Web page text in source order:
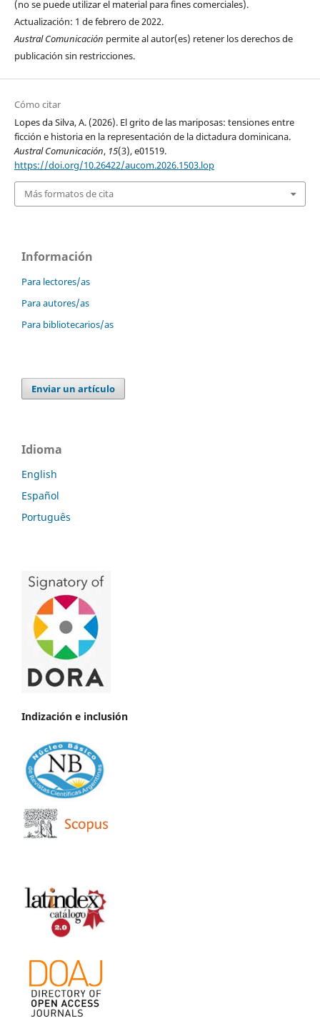
(no se puede utilizar el material para fines comerciales).
Actualización: 1 de febrero de 2022.
Austral Comunicación permite al autor(es) retener los derechos de
publicación sin restricciones.
Cómo citar
Lopes da Silva, A. (2026). El grito de las mariposas: tensiones entre
ficción e historia en la representación de la dictadura dominicana.
Austral Comunicación, 15(3), e01519.
https://doi.org/10.26422/aucom.2026.1503.lop
Más formatos de cita
Información
Para lectores/as
Para autores/as
Para bibliotecarios/as
Enviar un artículo
Idioma
English
Español
Português
Indización e inclusión